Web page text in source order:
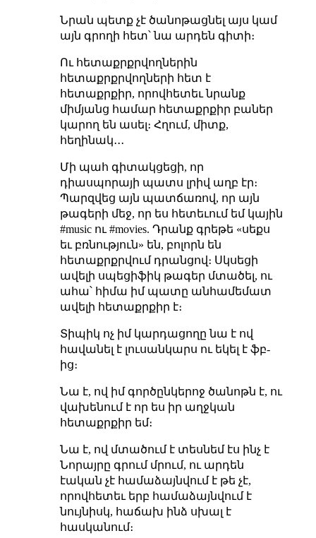
Նրան պետք չէ ծանոթացնել այս կամ
այն գրողի հետ՝ նա արդեն գիտի։
Ու հետաքրքրվողներին
հետաքրքրվողների հետ է
հետաքրքիր, որովհետեւ նրանք
միմյանց համար հետաքրքիր բաներ
կարող են ասել։ Հղում, միտք,
հեղինակ․․․
Մի պահ գիտակցեցի, որ
դիասպորայի պատս լրիվ աղբ էր։
Պարզվեց այն պատճառով, որ այն
թագերի մեջ, որ ես հետեւում եմ կային
#music ու #movies. Դրանք գրեթե «սեքս
եւ բռնություն» են, բոլորն են
հետաքրքրվում դրանցով։ Սկսեցի
ավելի սպեցիֆիկ թագեր մտածել, ու
ահա՝ հիմա իմ պատը անհամեմատ
ավելի հետաքրքիր է։
Տիպիկ ոչ իմ կարդացողը նա է ով
հավանել է լուսանկարս ու եկել է ֆբ-
ից։
Նա է, ով իմ գործընկերոջ ծանոթն է, ու
վախենում է որ ես իր աղջկան
հետաքրքիր եմ։
Նա է, ով մտածում է տեսնեմ էս ինչ է
Նորայրը գրում մրում, ու արդեն
էական չէ համաձայնվում է թե չէ,
որովհետեւ երբ համաձայնվում է
նույնիսկ, հաճախ ինձ սխալ է
հասկանում։